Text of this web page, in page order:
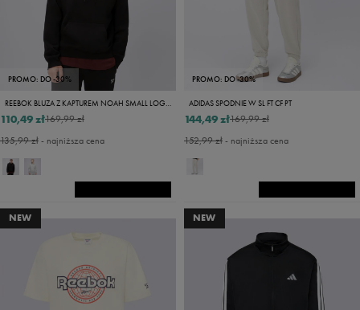
PROMO: DO -30%
169,99 zł
110,49 zł
135,99 zł- najniższa cena
PROMO: DO -30%
ADIDAS SPODNIE W SL FT CF PT
169,99 zł
144,49 zł
152,99 zł- najniższa cena
NEW NEW